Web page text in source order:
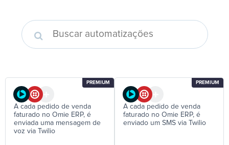
PREMIUM
A cada pedido de venda
faturado no Omie ERP, é
enviada uma mensagem de
voz via Twilio
PREMIUM
A cada pedido de venda
faturado no Omie ERP, é
enviado um SMS via Twilio